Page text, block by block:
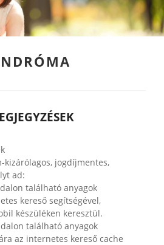
jogdíjmentes,
ad:
található anyagok
kereső segítségével,
készüléken keresztül.
található anyagok
az internetes kereső cache